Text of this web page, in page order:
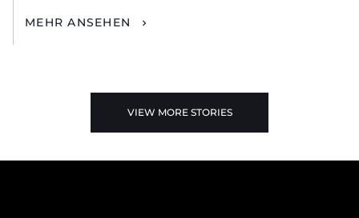
MEHR ANSEHEN
VIEW MORE STORIES